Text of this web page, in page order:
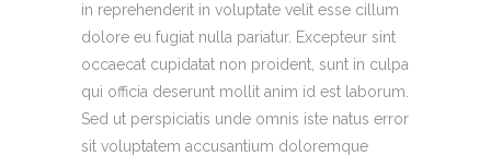
in reprehenderit in voluptate velit esse cillum
dolore eu fugiat nulla pariatur. Excepteur sint
occaecat cupidatat non proident, sunt in culpa
qui officia deserunt mollit anim id est laborum.
Sed ut perspiciatis unde omnis iste natus error
sit voluptatem accusantium doloremque